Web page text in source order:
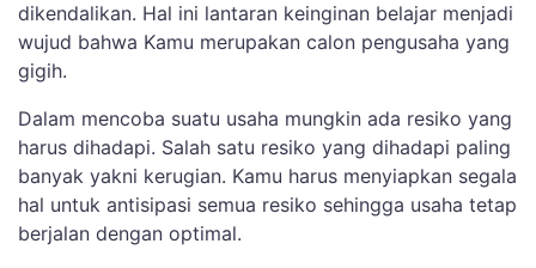
dikendalikan. Hal ini lantaran keinginan belajar menjadi
wujud bahwa Kamu merupakan calon pengusaha yang
gigih.
Dalam mencoba suatu usaha mungkin ada resiko yang
harus dihadapi. Salah satu resiko yang dihadapi paling
banyak yakni kerugian. Kamu harus menyiapkan segala
hal untuk antisipasi semua resiko sehingga usaha tetap
berjalan dengan optimal.